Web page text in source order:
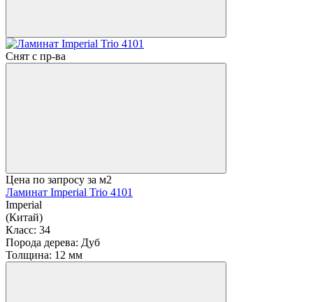
Снят с пр-ва
Цена по запросу за м2
Ламинат Imperial Trio 4101
Imperial
(Китай)
Класс: 34
Порода дерева: Дуб
Толщина: 12 мм